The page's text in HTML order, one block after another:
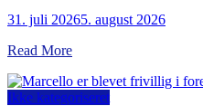
31. juli 20265. august 2026
Read More
Ikke kategoriseret